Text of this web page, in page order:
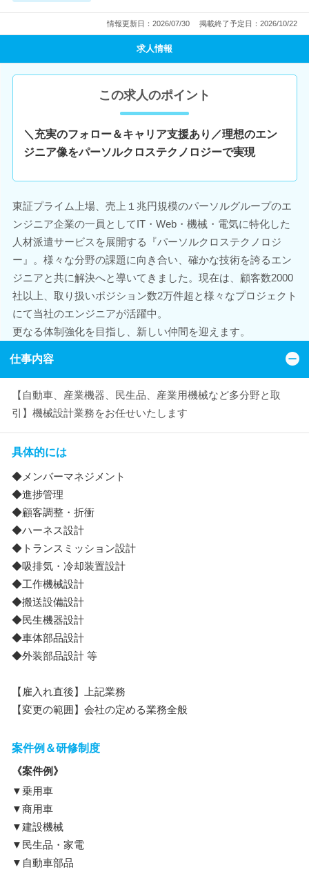
情報更新日：2026/07/30 掲載終了予定日：2026/10/22
求人情報
この求人のポイント
＼充実のフォロー＆キャリア支援あり／理想のエン
ジニア像をパーソルクロステクノロジーで実現
東証プライム上場、売上１兆円規模のパーソルグループのエ
ンジニア企業の一員としてIT・Web・機械・電気に特化した
人材派遣サービスを展開する『パーソルクロステクノロジ
ー』。様々な分野の課題に向き合い、確かな技術を誇るエン
ジニアと共に解決へと導いてきました。現在は、顧客数2000
社以上、取り扱いポジション数2万件超と様々なプロジェクト
にて当社のエンジニアが活躍中。
更なる体制強化を目指し、新しい仲間を迎えます。
仕事内容
【自動車、産業機器、民生品、産業用機械など多分野と取
引】機械設計業務をお任せいたします
具体的には
◆メンバーマネジメント
◆進捗管理
◆顧客調整・折衝
◆ハーネス設計
◆トランスミッション設計
◆吸排気・冷却装置設計
◆工作機械設計
◆搬送設備設計
◆民生機器設計
◆車体部品設計
◆外装部品設計 等
【雇入れ直後】上記業務
【変更の範囲】会社の定める業務全般
案件例＆研修制度
《案件例》
▼乗用車
▼商用車
▼建設機械
▼民生品・家電
▼自動車部品